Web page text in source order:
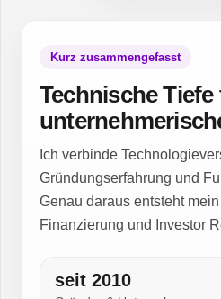
Kurz zusammengefasst
Technische
Ich verbinde
Gründungserfahrung und
Genau daraus entsteht
Finanzierung und Investor
seit 2010